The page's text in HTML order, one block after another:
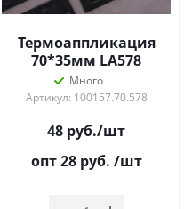
Термоаппликация
70*35мм LА578
Черный
Много
Артикул: 100157.70.578
48 руб./шт
опт 28 руб. /шт